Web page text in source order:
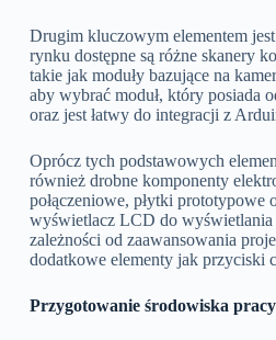
Drugim kluczowym elementem
rynku dostępne są różne skanery
takie jak moduły bazujące na
aby wybrać moduł, który posiada
oraz jest łatwy do integracji z
Oprócz tych podstawowych
również drobne komponenty
połączeniowe, płytki prototypowe
wyświetlacz LCD do
zależności od zaawansowania
dodatkowe elementy jak przyciski
Przygotowanie środowiska pracy